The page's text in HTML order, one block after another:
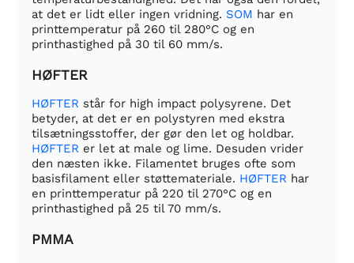
at det er lidt eller ingen vridning. SOM har en
printtemperatur på 260 til 280°C og en
printhastighed på 30 til 60 mm/s.
HØFTER
HØFTER står for high impact polysyrene. Det
betyder, at det er en polystyren med ekstra
tilsætningsstoffer, der gør den let og holdbar.
HØFTER er let at male og lime. Desuden vrider
den næsten ikke. Filamentet bruges ofte som
basisfilament eller støttemateriale. HØFTER har
en printtemperatur på 220 til 270°C og en
printhastighed på 25 til 70 mm/s.
PMMA